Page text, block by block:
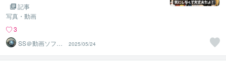
方法や、低評価を受け入れる心構えについ
て解説します！
記事
写真・動画
3
SS＠動画ソフト
ウェアエンジニ
ア
2025/05/24